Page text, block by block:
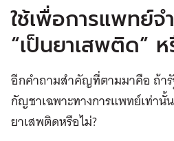
ใช้เพื่อการแพทย์จ
“เป็นยาเสพติด” ห
อีกคำถามสำคัญที่ตามมาคือ ถ้ารั
กัญชาเฉพาะทางการแพทย์เท่านั้
ยาเสพติดหรือไม่?